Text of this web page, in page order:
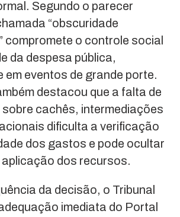
Segundo o parecer
“obscuridade
compromete o controle social
da despesa pública,
em eventos de grande porte.
destacou que a falta de
cachês, intermediações
dificulta a verificação
dos gastos e pode ocultar
dos recursos.
da decisão, o Tribunal
imediata do Portal